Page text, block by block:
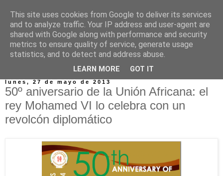
lunes, 27 de mayo de 2013
50º aniversario de la Unión Africana: el
rey Mohamed VI lo celebra con un
revolcón diplomático
This site uses cookies from Google to deliver its services
and to analyze traffic. Your IP address and user-agent are
shared with Google along with performance and security
metrics to ensure quality of service, generate usage
statistics, and to detect and address abuse.
LEARN MORE GOT IT